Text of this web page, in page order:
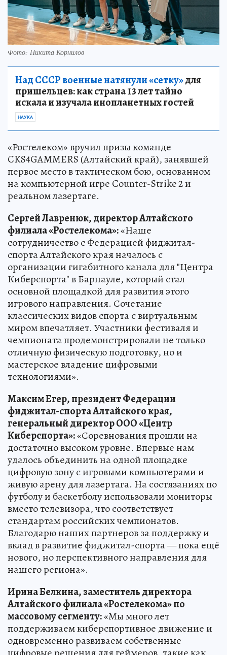
Фото: Никита Корнилов
Над СССР военные натянули «сетку»для
пришельцев: как страна 13 лет тайно
искала и изучала инопланетных гостей
НАУКА
«Ростелеком» вручил призы команде
CKS4GAMMERS (Алтайский край), занявшей
первое место в тактическом бою, основанном
на компьютерной игре Counter-Strike 2 и
реальном лазертаге.
Сергей Лавренюк, директор Алтайского
филиала «Ростелекома»:«Наше
сотрудничество с Федерацией фиджитал-
спорта Алтайского края началось с
организации гигабитного канала для "Центра
Киберспорта" в Барнауле, который стал
основной площадкой для развития этого
игрового направления. Сочетание
классических видов спорта с виртуальным
миром впечатляет. Участники фестиваля и
чемпионата продемонстрировали не только
отличную физическую подготовку, но и
мастерское владение цифровыми
технологиями».
Максим Егер, президент Федерации
фиджитал-спорта Алтайского края,
генеральный директор ООО «Центр
Киберспорта»:«Соревнования прошли на
достаточно высоком уровне. Впервые нам
удалось объединить на одной площадке
цифровую зону с игровыми компьютерами и
живую арену для лазертага. На состязаниях по
футболу и баскетболу использовали мониторы
вместо телевизора, что соответствует
стандартам российских чемпионатов.
Благодарю наших партнеров за поддержку и
вклад в развитие фиджитал-спорта — пока ещё
нового, но перспективного направления для
нашего региона».
Ирина Белкина, заместитель директора
Алтайского филиала «Ростелекома» по
массовому сегменту:«Мы много лет
поддерживаем киберспортивное движение и
одновременно развиваем собственные